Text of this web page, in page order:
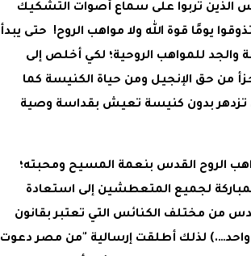
الذين تربوا على سماع أصوات التشكيك
يومًا قوة الله ولا مواهب الروح! حتى يبدأ
للمواهب الروحية؛ لكي أخلص إلى
من حق الإنجيل ومن حياة الكنيسة كما
تزدهر بدون كنيسة تعيش بقداسة وصية
الروح القدس بنعمة المسيح ومحبته؛
لجميع المتعطشين إلى استعادة
من مختلف الكنائس التي تعتبر بقانون
واحد….) لذلك أطلقت إرسالية "من مصر دعوت